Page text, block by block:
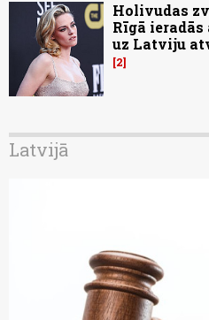
Holivudas
Rīgā
uz Latviju
2
Latvijā